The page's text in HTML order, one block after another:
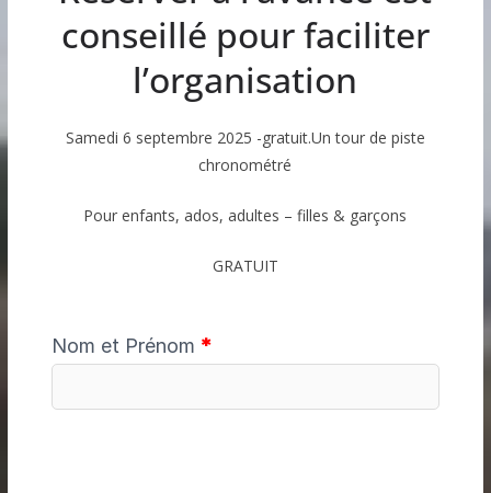
conseillé pour faciliter
l’organisation
Samedi 6 septembre 2025 -gratuit.Un tour de piste
chronométré
Pour enfants, ados, adultes – filles & garçons
GRATUIT
Nom et Prénom *